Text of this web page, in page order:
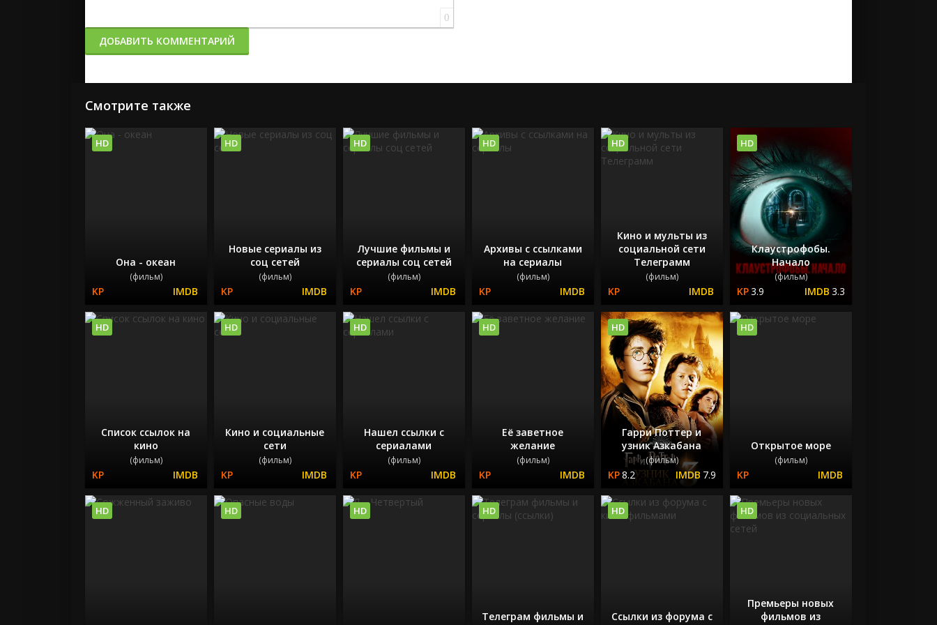
0
ДОБАВИТЬ КОММЕНТАРИЙ
Смотрите также
Она - океан
(фильм)
HD
Новые сериалы из
соц сетей
(фильм)
HD
Лучшие фильмы и
сериалы соц сетей
(фильм)
HD
Архивы с ссылками
на сериалы
(фильм)
HD
Кино и мульты из
социальной сети
Телеграмм
(фильм)
HD
Клаустрофобы.
Начало
(фильм)
3.9 3.3
HD
Список ссылок на
кино
(фильм)
HD
Кино и социальные
сети
(фильм)
HD
Нашел ссылки с
сериалами
(фильм)
HD
Её заветное
желание
(фильм)
HD
Гарри Поттер и
узник Азкабана
(фильм)
8.2 7.9
HD
Открытое море
(фильм)
HD
HD HD HD
Телеграм фильмы и
HD
Ссылки из форума с
HD
Премьеры новых
фильмов из
HD